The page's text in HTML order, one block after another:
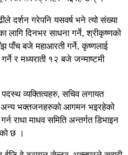
दर्शन गरेपनि यसवर्ष भने त्यो संख्या
लागि दिनभर साधना गर्ने, श्रीकृष्णको
पाँच बजे महाआरती गर्ने, कृष्णलाई
र मध्यराती १२ बजे जन्माष्टमी
व्यक्तित्वहरु, सचिव लगायत
अन्य भक्तजनहरुको आगमन भइरहेको
राधा माधव समिति अन्तर्गत डिभाइन
छ ।